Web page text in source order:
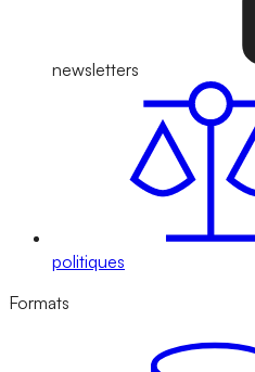
newsletters
politiques
Formats